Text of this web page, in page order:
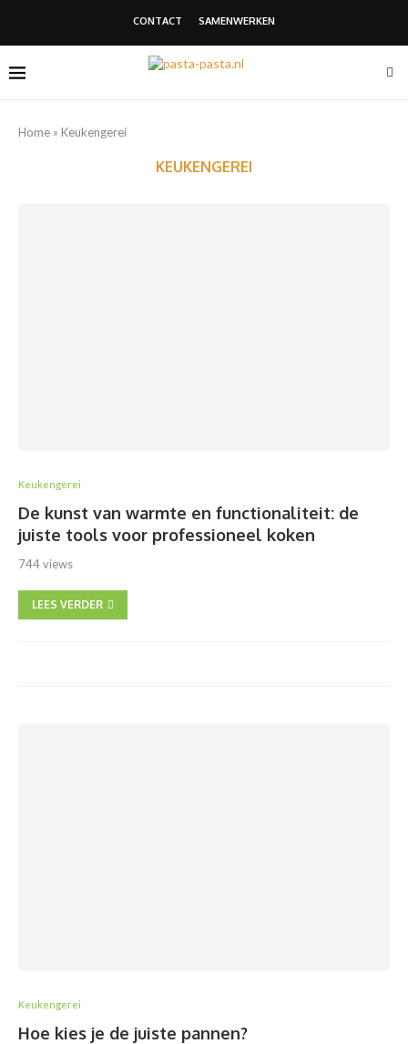
CONTACT SAMENWERKEN
Home » Keukengerei
KEUKENGEREI
Keukengerei
De kunst van warmte en functionaliteit: de
juiste tools voor professioneel koken
744 views
LEES VERDER
Keukengerei
Hoe kies je de juiste pannen?